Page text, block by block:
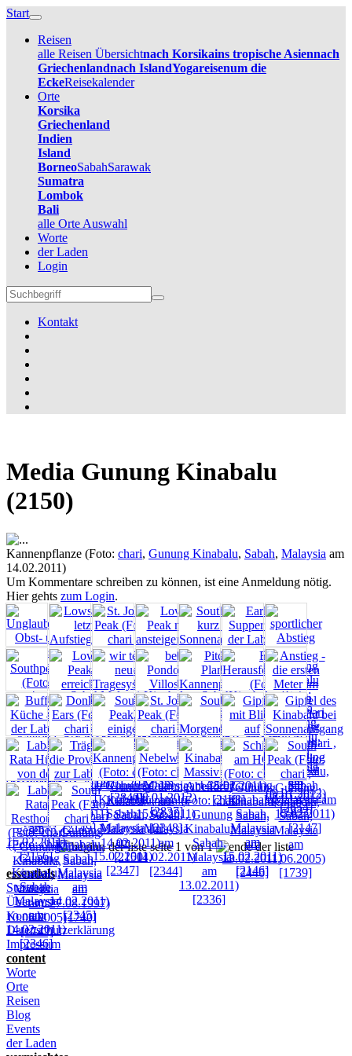
Start
Reisen
alle Reisen Übersichtnach Korsikains tropische Asiennach
Griechenlandnach IslandYogareisenum die
EckeReisekalender
Orte
Korsika
Griechenland
Indien
Island
BorneoSabahSarawak
Sumatra
Lombok
Bali
alle Orte Auswahl
Worte
der Laden
Login
Kontakt
Media Gunung Kinabalu
(2150)
Kannenpflanze (Foto: chari, Gunung Kinabalu, Sabah, Malaysia am
14.02.2011)
Um Kommentare schreiben zu können, ist eine Anmeldung nötig.
Hier gehts zum Login.
seite 1 von 1
essentials
Startseite
Über uns
Kontakt
Datenschutzerklärung
Impressum
content
Worte
Orte
Reisen
Blog
Events
der Laden